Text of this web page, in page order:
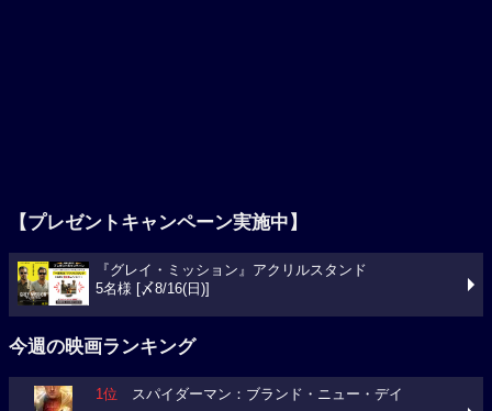
【プレゼントキャンペーン実施中】
『グレイ・ミッション』アクリルスタンド
5名様 [〆8/16(日)]
今週の映画ランキング
1位 スパイダーマン：ブランド・ニュー・デイ